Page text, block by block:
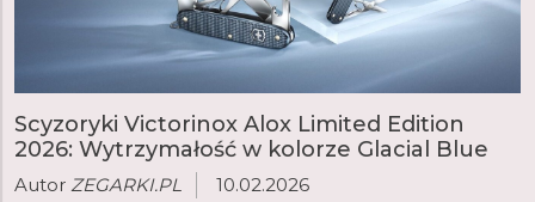
Scyzoryki Victorinox Alox Limited Edition
2026: Wytrzymałość w kolorze Glacial Blue
Autor ZEGARKI.PL 10.02.2026